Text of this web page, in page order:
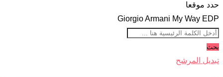
حدد موقعا
Giorgio Armani My Way EDP
بحث
تبديل المرشح